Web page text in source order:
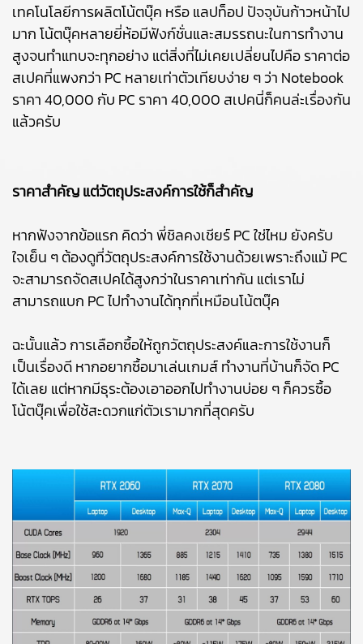
เทคโนโลยีการผลิตโน้ตบุ๊ค หรือ แลปท็อป ปัจจุบันก้าวหน้าไป
มาก โน้ตบุ๊คหลายยี่ห้อมีฟังก์ชั่นและสมรรถนะในการทำงาน
สูงจนทำแทบจะทุกอย่าง แต่สิ่งที่ไม่เคยเปลี่ยนไปคือ ราคาต่อ
สเปคที่แพงกว่า PC หลายเท่าตัวเทียบง่าย ๆ ว่า Notebook
ราคา 40,000 กับ PC ราคา 40,000 สเปคนี่ก็คนล่ะเรื่องกัน
แล้วครับ
ราคาสำคัญ แต่วัตถุประสงค์การใช้ก็สำคัญ
หากฟังจากข้อแรก คิดว่า พี่ชิลคงเชียร์ PC ใช่ไหม ยังครับ
ใจเย็น ๆ ต้องดูที่วัตถุประสงค์การใช้งานด้วยเพราะถึงแม้ PC
จะสามารถจัดสเปคได้สูงกว่าในราคาเท่ากัน แต่เราไม่
สามารถแบก PC ไปทำงานได้ทุกที่เหมือนโน้ตบุ๊ค
ฉะนั้นแล้ว การเลือกซื้อให้ถูกวัตถุประสงค์และการใช้งานก็
เป็นเรื่องดี หากอยากซื้อมาเล่นเกมส์ ทำงานที่บ้านก็จัด PC
ได้เลย แต่หากมีธุระต้องเอาออกไปทำงานบ่อย ๆ ก็ควรซื้อ
โน้ตบุ๊คเพื่อใช้สะดวกแก่ตัวเรามากที่สุดครับ